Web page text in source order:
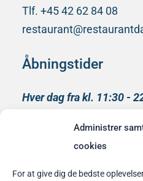
Administrer
cookies
For at give dig de bedste
Tlf. +45 42 62 84 08
Åbningstider
Hver dag fra kl. 11:30 -
medlem af